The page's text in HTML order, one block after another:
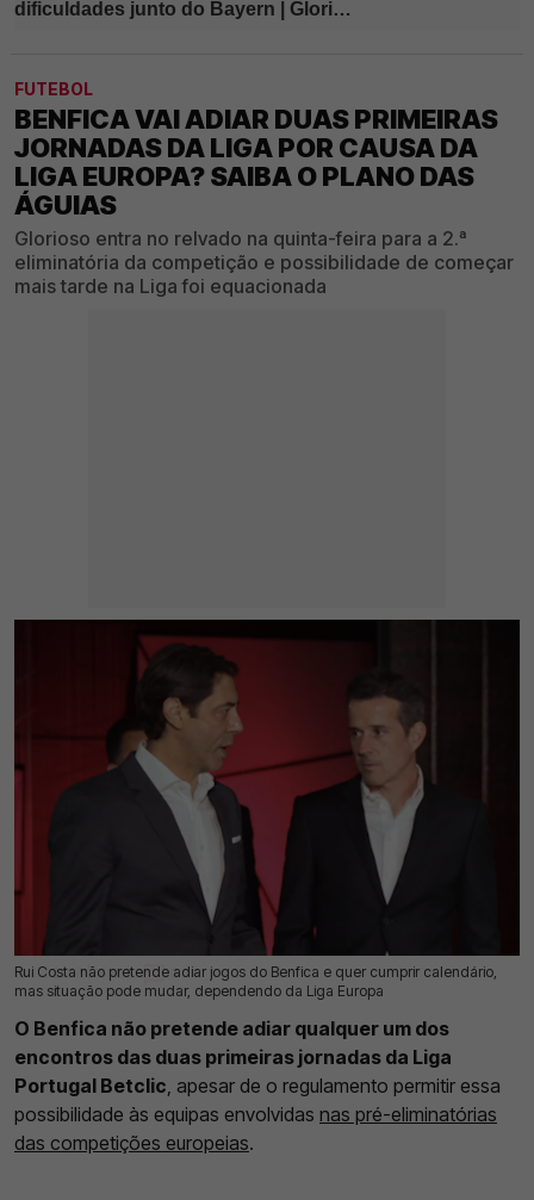
FUTEBOL
BENFICA VAI ADIAR DUAS PRIMEIRAS
JORNADAS DA LIGA POR CAUSA DA
LIGA EUROPA? SAIBA O PLANO DAS
ÁGUIAS
Glorioso entra no relvado na quinta-feira para a 2.ª
eliminatória da competição e possibilidade de começar
mais tarde na Liga foi equacionada
Rui Costa não pretende adiar jogos do Benfica e quer cumprir calendário,
mas situação pode mudar, dependendo da Liga Europa
19 Jul 2026 | 16:13 | 0
O Benfica não pretende adiar qualquer um dos
encontros das duas primeiras jornadas da Liga
Portugal Betclic, apesar de o regulamento permitir essa
possibilidade às equipas envolvidas nas pré-eliminatórias
das competições europeias.